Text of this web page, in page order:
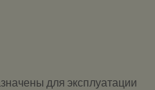
для эксплуатации